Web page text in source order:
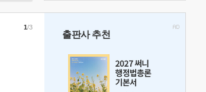
1/3
출판사 추천